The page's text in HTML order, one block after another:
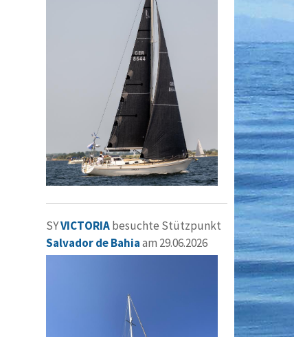
SYVICTORIAbesuchte Stützpunkt
Salvador de Bahiaam 29.06.2026